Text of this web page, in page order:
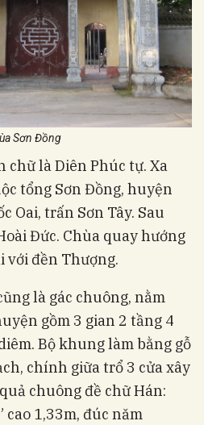
Sơn Đồng
chữ là Diên Phúc tự. Xa
tổng Sơn Đồng, huyện
Oai, trấn Sơn Tây. Sau
Đức. Chùa quay hướng
với đền Thượng.
là gác chuông, nằm
gồm 3 gian 2 tầng 4
Bộ khung làm bằng gỗ
chính giữa trổ 3 cửa xây
chuông đề chữ Hán:
cao 1,33m, đúc năm